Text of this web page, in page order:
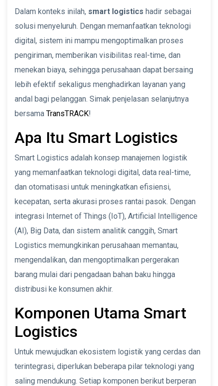
Dalam konteks inilah, smart logistics hadir sebagai
solusi menyeluruh. Dengan memanfaatkan teknologi
digital, sistem ini mampu mengoptimalkan proses
pengiriman, memberikan visibilitas real-time, dan
menekan biaya, sehingga perusahaan dapat bersaing
lebih efektif sekaligus menghadirkan layanan yang
andal bagi pelanggan. Simak penjelasan selanjutnya
bersama TransTRACK!
Apa Itu Smart Logistics
Smart Logistics adalah konsep manajemen logistik
yang memanfaatkan teknologi digital, data real-time,
dan otomatisasi untuk meningkatkan efisiensi,
kecepatan, serta akurasi proses rantai pasok. Dengan
integrasi Internet of Things (IoT), Artificial Intelligence
(AI), Big Data, dan sistem analitik canggih, Smart
Logistics memungkinkan perusahaan memantau,
mengendalikan, dan mengoptimalkan pergerakan
barang mulai dari pengadaan bahan baku hingga
distribusi ke konsumen akhir.
Komponen Utama Smart
Logistics
Untuk mewujudkan ekosistem logistik yang cerdas dan
terintegrasi, diperlukan beberapa pilar teknologi yang
saling mendukung. Setiap komponen berikut berperan